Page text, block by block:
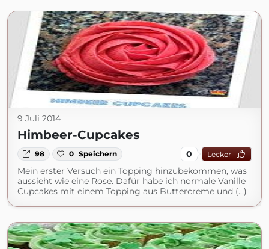
9 Juli 2014
Himbeer-Cupcakes
98 0 Speichern 0 Lecker
Mein erster Versuch ein Topping hinzubekommen, was
aussieht wie eine Rose. Dafür habe ich normale Vanille
Cupcakes mit einem Topping aus Buttercreme und (...)